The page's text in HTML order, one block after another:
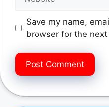
Save my name,
browser for the